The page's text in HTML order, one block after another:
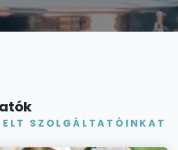
SZOLGÁLTATÓINKAT